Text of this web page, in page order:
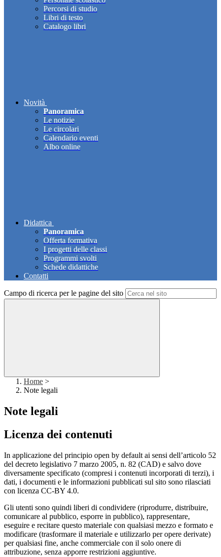
Percorsi di studio
Libri di testo
Catalogo libri
Novità
Panoramica
Le notizie
Le circolari
Calendario eventi
Albo online
Didattica
Panoramica
Offerta formativa
I progetti delle classi
Programmi svolti
Schede didattiche
Contatti
Campo di ricerca per le pagine del sito
Home >
Note legali
Note legali
Licenza dei contenuti
In applicazione del principio open by default ai sensi dell’articolo 52
del decreto legislativo 7 marzo 2005, n. 82 (CAD) e salvo dove
diversamente specificato (compresi i contenuti incorporati di terzi), i
dati, i documenti e le informazioni pubblicati sul sito sono rilasciati
con licenza CC-BY 4.0.
Gli utenti sono quindi liberi di condividere (riprodurre, distribuire,
comunicare al pubblico, esporre in pubblico), rappresentare,
eseguire e recitare questo materiale con qualsiasi mezzo e formato e
modificare (trasformare il materiale e utilizzarlo per opere derivate)
per qualsiasi fine, anche commerciale con il solo onere di
attribuzione, senza apporre restrizioni aggiuntive.